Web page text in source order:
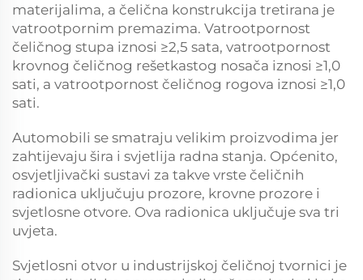
materijalima, a čelična konstrukcija tretirana je
vatrootpornim premazima. Vatrootpornost
čeličnog stupa iznosi ≥2,5 sata, vatrootpornost
krovnog čeličnog rešetkastog nosača iznosi ≥1,0
sati, a vatrootpornost čeličnog rogova iznosi ≥1,0
sati.
Automobili se smatraju velikim proizvodima jer
zahtijevaju šira i svjetlija radna stanja. Općenito,
osvjetljivački sustavi za takve vrste čeličnih
radionica uključuju prozore, krovne prozore i
svjetlosne otvore. Ova radionica uključuje sva tri
uvjeta.
Svjetlosni otvor u industrijskoj čeličnoj tvornici je